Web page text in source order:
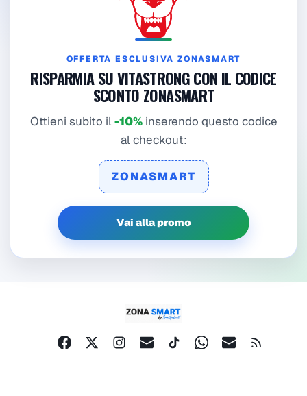
OFFERTA ESCLUSIVA ZONASMART
RISPARMIA SU VITASTRONG CON IL CODICE
SCONTO ZONASMART
Ottieni subito il -10%inserendo questo codice
al checkout:
ZONASMART
Vai alla promo